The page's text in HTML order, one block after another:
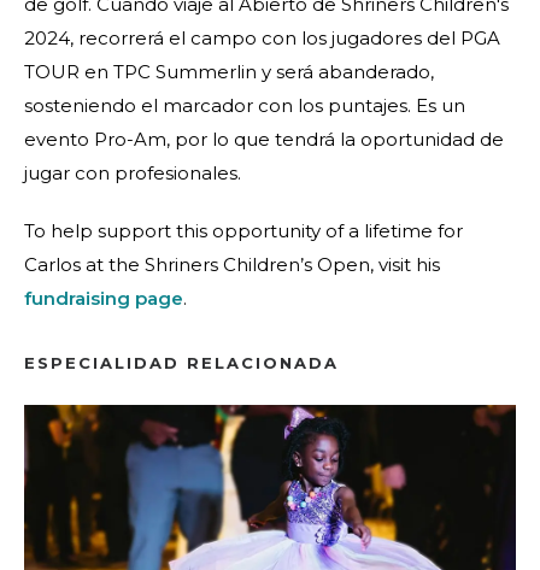
2024, recorrerá el campo con los jugadores del PGA
TOUR en TPC Summerlin y será abanderado,
sosteniendo el marcador con los puntajes. Es un
evento Pro-Am, por lo que tendrá la oportunidad de
jugar con profesionales.
To help support this opportunity of a lifetime for
Carlos at the Shriners Children’s Open, visit his
fundraising page.
ESPECIALIDAD RELACIONADA